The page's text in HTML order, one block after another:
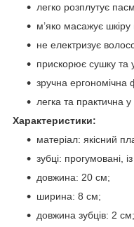
легко розплутує
м’яко масажує шкіру
не електризує
прискорює сушку та
зручна ергономічна
легка та практична
Характеристики:
матеріал: якісний
зубці: прогумовані,
довжина: 20 см;
ширина: 8 см;
довжина зубців: 2 см;